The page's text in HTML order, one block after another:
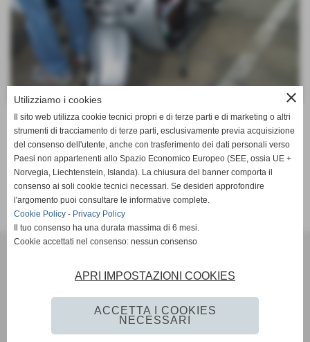
altre pagine
Invia
Il Ponte Mediceo
348-7639715 (Associazione) - 347-6015259 (Vespa Club)
ilpontemediceo@vespaclubditalia.it (Vespa Club)
Privacy Policy-Cookie Policy
close
Utilizziamo i cookies
Il sito web utilizza cookie tecnici propri e di terze parti e di marketing o altri
strumenti di tracciamento di terze parti, esclusivamente previa acquisizione
del consenso dell'utente, anche con trasferimento dei dati personali verso
Paesi non appartenenti allo Spazio Economico Europeo (SEE, ossia UE +
Norvegia, Liechtenstein, Islanda). La chiusura del banner comporta il
consenso ai soli cookie tecnici necessari. Se desideri approfondire
l'argomento puoi consultare le informative complete.
Cookie Policy - Privacy Policy
Il tuo consenso ha una durata massima di 6 mesi.
Cookie accettati nel consenso: nessun consenso
APRI IMPOSTAZIONI COOKIES
ACCETTA I COOKIES
NECESSARI